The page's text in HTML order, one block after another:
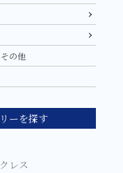
の他
ーを探す
レス